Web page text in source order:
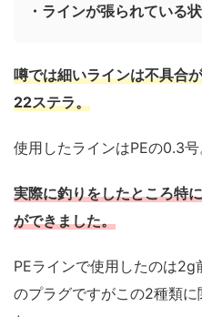
・ラインが張られている
噂では細いラインは不具合
22ステラ。
使用したラインはPEの0.3号
実際に釣りをしたところ特
ができました。
PEラインで使用したのは
のプラグですがこの2種類